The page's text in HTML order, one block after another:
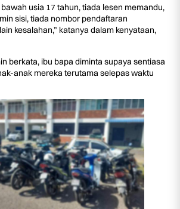
usia 17 tahun, tiada lesen memandu,
sisi, tiada nombor pendaftaran
kesalahan,” katanya dalam kenyataan,
berkata, ibu bapa diminta supaya sentiasa
anak mereka terutama selepas waktu